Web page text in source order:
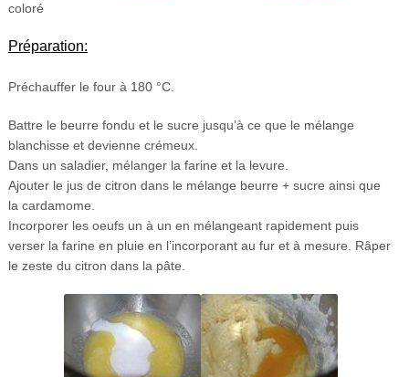
coloré
Préparation:
Préchauffer le four à 180 °C.
Battre le beurre fondu et le sucre jusqu’à ce que le mélange
blanchisse et devienne crémeux.
Dans un saladier, mélanger la farine et la levure.
Ajouter le jus de citron dans le mélange beurre + sucre ainsi que
la cardamome.
Incorporer les oeufs un à un en mélangeant rapidement puis
verser la farine en pluie en l’incorporant au fur et à mesure. Râper
le zeste du citron dans la pâte.